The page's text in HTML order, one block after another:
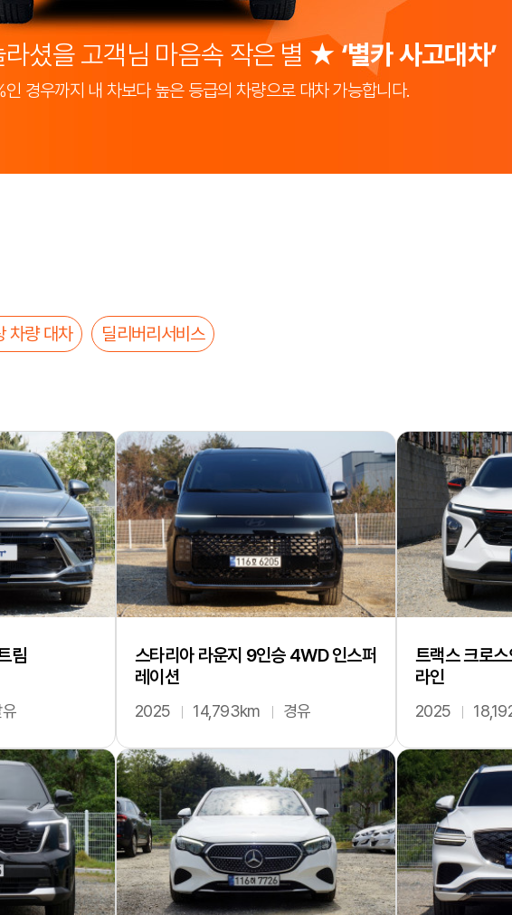
라셨을 고객님 마음속 작은 별 ★‘별카 사고대차’
경우까지 내 차보다 높은 등급의 차량으로 대차 가능합니다.
차량 대차 딜리버리서비스
림
스타리아 라운지 9인승 4WD 인스퍼
레이션
2025 14,793km 경유
트랙스 크로
라인
2025